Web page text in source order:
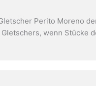
Perito Moreno
wenn Stücke